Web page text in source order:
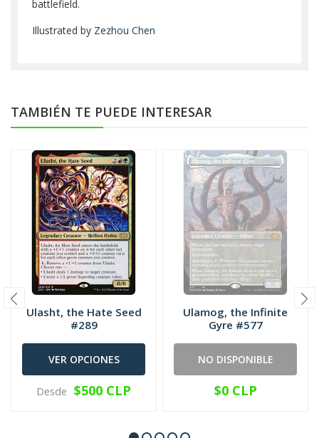
battlefield.
Illustrated by Zezhou Chen
TAMBIÉN TE PUEDE INTERESAR
Ulasht, the Hate Seed
#289
VER OPCIONES
Desde $500 CLP
Ulamog, the Infinite
Gyre #577
NO DISPONIBLE
$0 CLP